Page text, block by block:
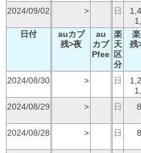
2024/09/02 > 日
日付
auカブ
残>夜
au
カブ
Pfee
楽
天
区
分
残
2024/08/30 > 日
2024/08/29 > 日
2024/08/28 > 日